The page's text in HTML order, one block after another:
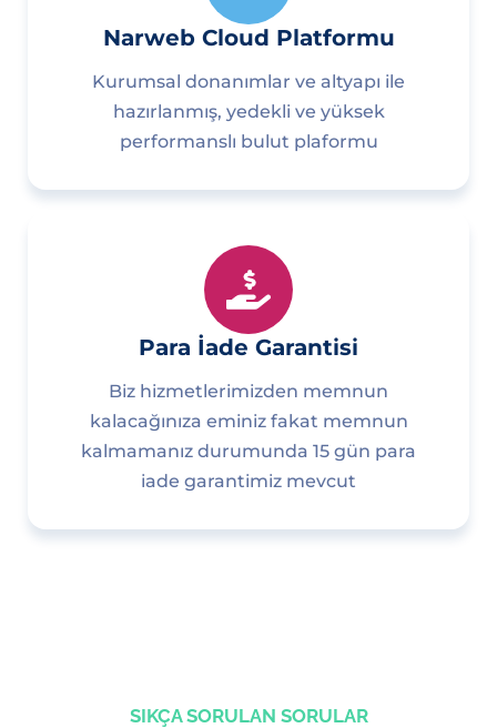
Narweb Cloud Platformu
Kurumsal donanımlar ve altyapı ile
hazırlanmış, yedekli ve yüksek
performanslı bulut plaformu
Para İade Garantisi
Biz hizmetlerimizden memnun
kalacağınıza eminiz fakat memnun
kalmamanız durumunda 15 gün para
iade garantimiz mevcut
SIKÇA SORULAN SORULAR